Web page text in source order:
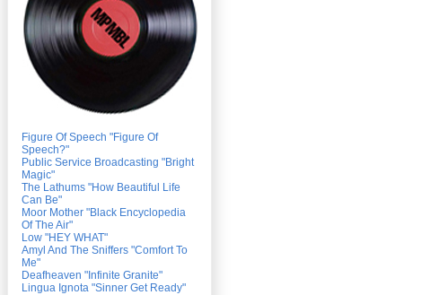
Figure Of Speech "Figure Of
Speech?"
Public Service Broadcasting "Bright
Magic"
The Lathums "How Beautiful Life
Can Be"
Moor Mother "Black Encyclopedia
Of The Air"
Low "HEY WHAT"
Amyl And The Sniffers "Comfort To
Me"
Deafheaven "Infinite Granite"
Lingua Ignota "Sinner Get Ready"